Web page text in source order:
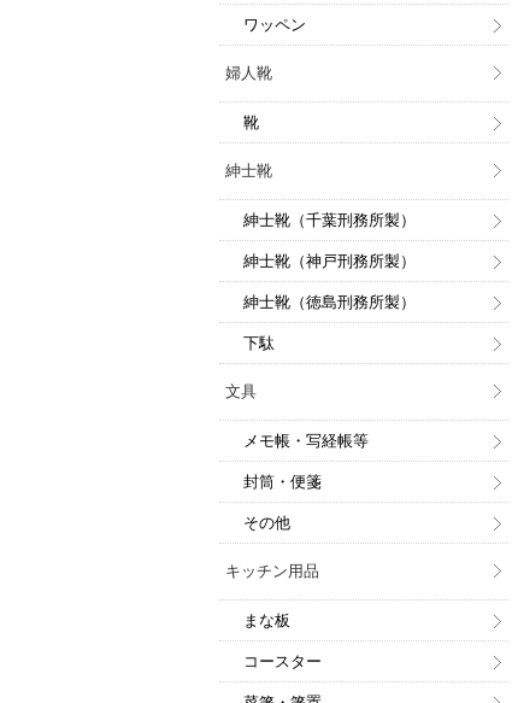
ワッペン
婦人靴
靴
紳士靴
紳士靴（千葉刑務所製）
紳士靴（神戸刑務所製）
紳士靴（徳島刑務所製）
下駄
文具
メモ帳・写経帳等
封筒・便箋
その他
キッチン用品
まな板
コースター